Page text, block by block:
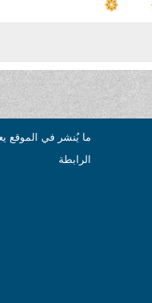
ما يُنشر في الموقع
الرابطة